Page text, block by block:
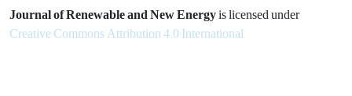
Journal of Renewable and New Energyis licensed under
Creative Commons Attribution 4.0 International